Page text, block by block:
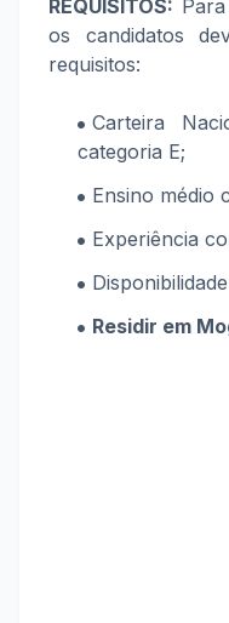
REQUISITOS:
os candidatos
requisitos:
Carteira
categoria E;
Ensino médio
Experiência
Residir em